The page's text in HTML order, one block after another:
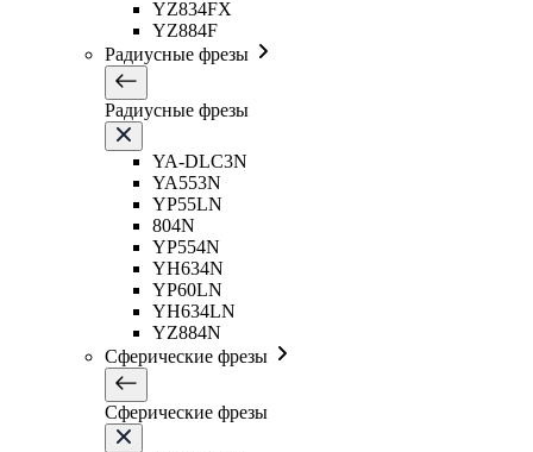
YZ834FX
YZ884F
Радиусные фрезы
Радиусные фрезы
YA-DLC3N
YA553N
YP55LN
804N
YP554N
YH634N
YP60LN
YH634LN
YZ884N
Сферические фрезы
Сферические фрезы